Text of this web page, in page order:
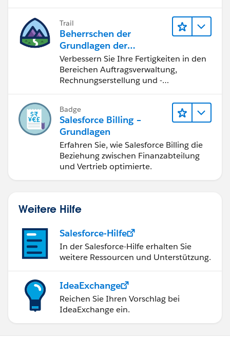
Trail
Beherrschen der
Grundlagen der
Verwaltung von
Salesforce Billing
Verbessern Sie Ihre Fertigkeiten in den
Bereichen Auftragsverwaltung,
Rechnungserstellung und -
Badge
Salesforce Billing –
Grundlagen
Erfahren Sie, wie Salesforce Billing die
Beziehung zwischen Finanzabteilung
und Vertrieb optimierte.
Weitere Hilfe
Salesforce-Hilfe
In der Salesforce-Hilfe erhalten Sie
weitere Ressourcen und Unterstützung.
IdeaExchange
Reichen Sie Ihren Vorschlag bei
IdeaExchange ein.